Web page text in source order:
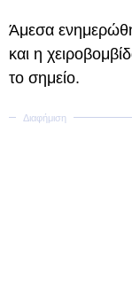
Άμεσα
και η
το σημείο.